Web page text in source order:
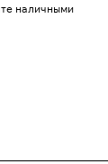
наличными